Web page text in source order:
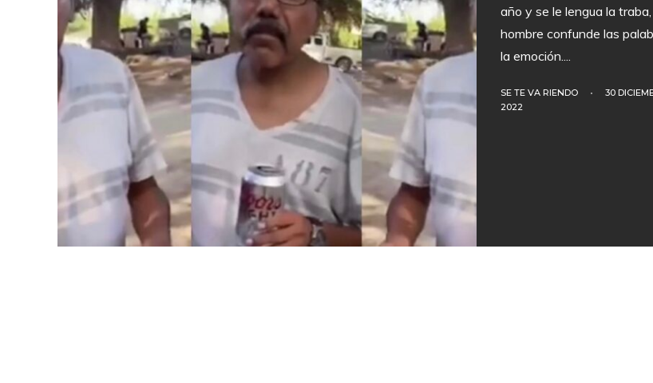
año y se le lengua la
hombre confunde las
la emoción....
SE TE VA RIENDO •
30
2022